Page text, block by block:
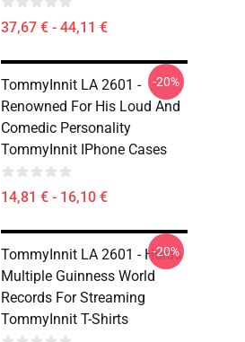
37,67 € - 44,11 €
TommyInnit LA 2601 -
Renowned For His Loud And
Comedic Personality
TommyInnit IPhone Cases
14,81 € - 16,10 €
-20%
TommyInnit LA 2601 - Holds
Multiple Guinness World
Records For Streaming
TommyInnit T-Shirts
-20%